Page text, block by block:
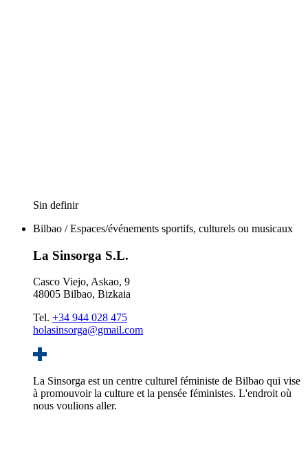
Sin definir
Bilbao / Espaces/événements sportifs, culturels ou musicaux
La Sinsorga S.L.
Casco Viejo, Askao, 9
48005 Bilbao, Bizkaia
Tel. +34 944 028 475
holasinsorga@gmail.com
La Sinsorga est un centre culturel féministe de Bilbao qui vise
à promouvoir la culture et la pensée féministes. L'endroit où
nous voulions aller.